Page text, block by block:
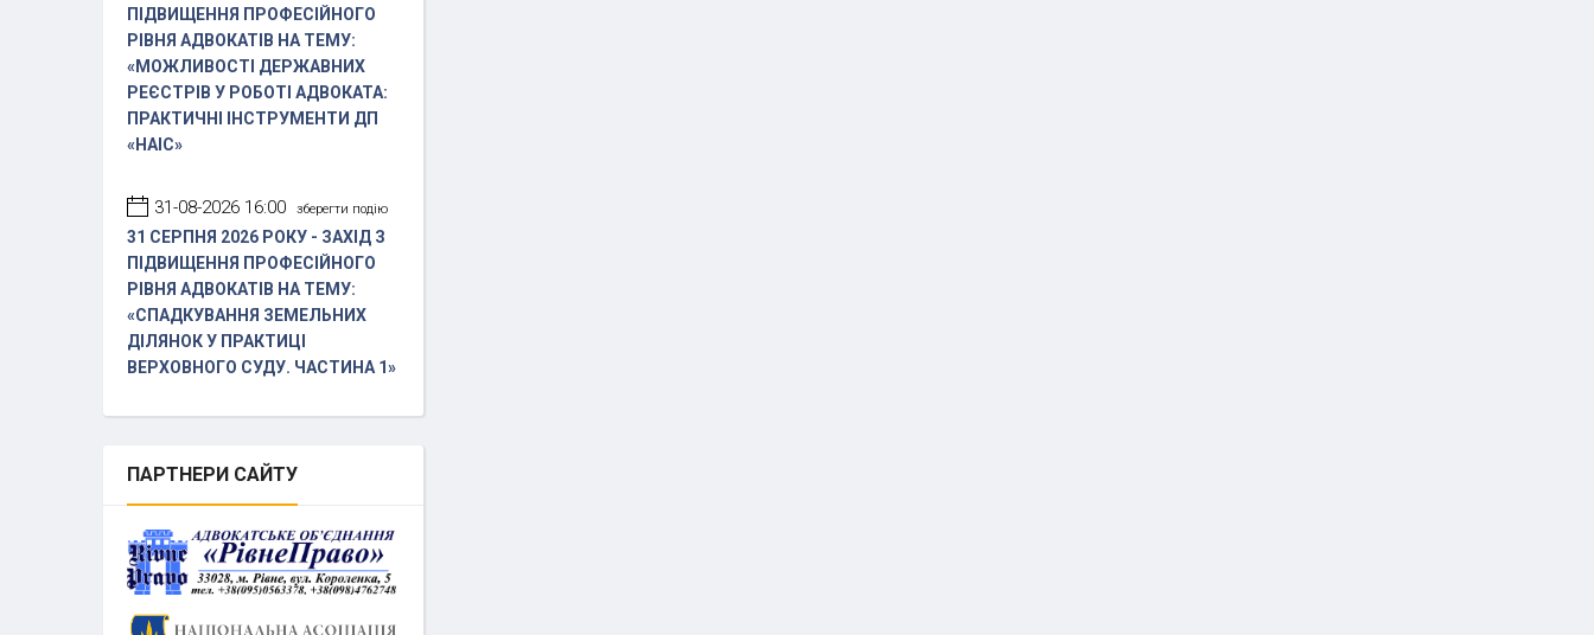
ПІДВИЩЕННЯ ПРОФЕСІЙНОГО
РІВНЯ АДВОКАТІВ НА ТЕМУ:
«МОЖЛИВОСТІ ДЕРЖАВНИХ
РЕЄСТРІВ У РОБОТІ АДВОКАТА:
ПРАКТИЧНІ ІНСТРУМЕНТИ ДП
«НАІС»
31-08-2026 16:00 зберегти подію
31 СЕРПНЯ 2026 РОКУ - ЗАХІД З
ПІДВИЩЕННЯ ПРОФЕСІЙНОГО
РІВНЯ АДВОКАТІВ НА ТЕМУ:
«СПАДКУВАННЯ ЗЕМЕЛЬНИХ
ДІЛЯНОК У ПРАКТИЦІ
ВЕРХОВНОГО СУДУ. ЧАСТИНА 1»
ПАРТНЕРИ САЙТУ